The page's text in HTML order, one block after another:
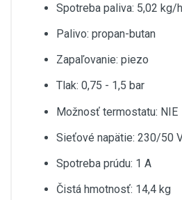
Spotreba paliva: 5,02 kg/h
Palivo: propan-butan
Zapaľovanie: piezo
Tlak: 0,75 - 1,5 bar
Možnosť termostatu: NIE
Sieťové napätie: 230/50
Spotreba prúdu: 1 A
Čistá hmotnosť: 14,4 kg